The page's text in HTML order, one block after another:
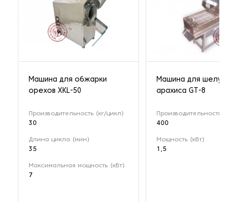
Машина для обжарки
орехов XKL-50
Производительность (кг/цикл)
30
Длина цикла (мин)
35
Максимальная мощность (кВт)
7
Машина для
арахиса GT-8
Производительность
400
Мощность (кВт)
1,5